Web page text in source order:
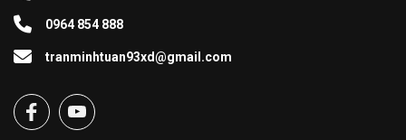
0964 854 888
tranminhtuan93xd@gmail.com